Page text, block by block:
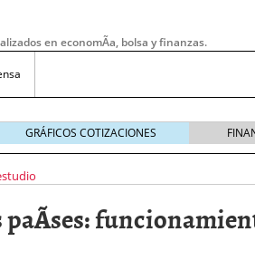
en economÃ­a, bolsa y finanzas.
GRÁFICOS COTIZACIONES